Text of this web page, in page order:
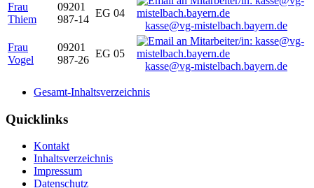
Frau
Thiem
09201
987-14
EG 04
kasse@vg-mistelbach.bayern.de
Frau
Vogel
09201
987-26
EG 05
kasse@vg-mistelbach.bayern.de
Gesamt-Inhaltsverzeichnis
Quicklinks
Kontakt
Inhaltsverzeichnis
Impressum
Datenschutz